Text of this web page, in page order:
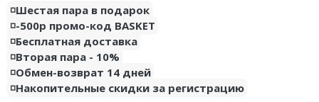
◽️Шестая пара в подарок
◽️-500р промо-код BASKET
◽️Бесплатная доставка
◽️Вторая пара - 10%
◽️Обмен-возврат 14 дней
◽️Накопительные скидки за регистрацию
Air Jordan 5
Air Jordan 6
Air Jordan 7
Nike Air Deldon
Nike Sabrina
Nike A’ja